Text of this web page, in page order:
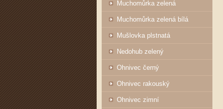
Muchomůrka zelená
Muchomůrka zelená bílá
Mušlovka plstnatá
Nedohub zelený
Ohnivec černý
Ohnivec rakouský
Ohnivec zimní